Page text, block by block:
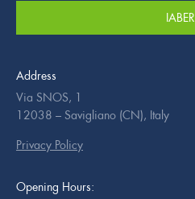
IABER
Address
Via SNOS, 1
12038 – Savigliano (CN), Italy
Privacy Policy
Opening Hours: